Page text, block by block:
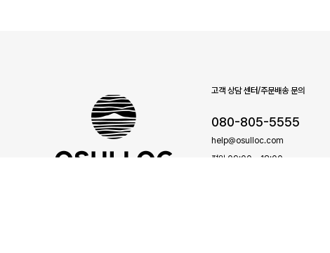
고객 상담 센터/주문배송 문의
080-805-5555
help@osulloc.com
평일 09:00 - 18:00